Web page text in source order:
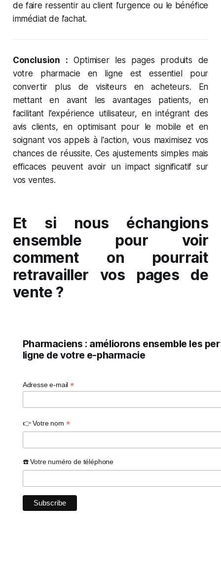
de faire ressentir au client l’urgence ou le bénéfice
immédiat de l’achat.
Conclusion : Optimiser les pages produits de
votre pharmacie en ligne est essentiel pour
convertir plus de visiteurs en acheteurs. En
mettant en avant les avantages patients, en
facilitant l’expérience utilisateur, en intégrant des
avis clients, en optimisant pour le mobile et en
soignant vos appels à l'action, vous maximisez vos
chances de réussite. Ces ajustements simples mais
efficaces peuvent avoir un impact significatif sur
vos ventes.
Et si nous échangions
ensemble pour voir
comment on pourrait
retravailler vos pages de
vente ?
Pharmaciens : améliorons ensemble les
ligne de votre e-pharmacie
Adresse e-mail*
👉 Votre nom *
☎️ Votre numéro de téléphone